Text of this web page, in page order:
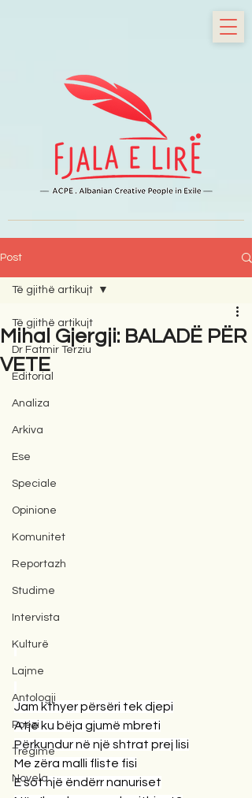
Post
Të gjithë artikujt
Dr Fatmir Terziu
Editorial
Analiza
Arkiva
Ese
Speciale
Opinione
Komunitet
Reportazh
Studime
Intervista
Kulturë
Lajme
Antologji
Poezi
Tregime
Novela
Të gjithë artikujt
Mihal Gjergji: BALADË PËR
VETE
Jam kthyer përsëri tek djepi
Atje ku bëja gjumë mbreti
Përkundur në një shtrat prej lisi
Me zëra malli fliste fisi
E sot një ëndërr nanuriset